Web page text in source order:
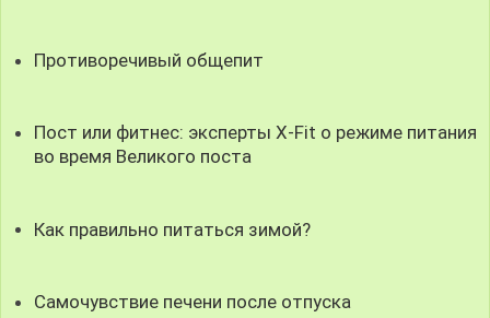
Противоречивый общепит
Пост или фитнес: эксперты X-Fit о режиме питания
во время Великого поста
Как правильно питаться зимой?
Самочувствие печени после отпуска